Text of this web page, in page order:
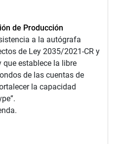
de Producción
a la autógrafa
de Ley 2035/2021-CR y
que establece la libre
de las cuentas de
la capacidad